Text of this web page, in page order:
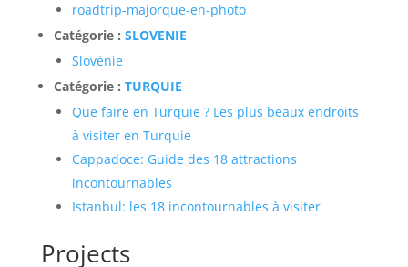
roadtrip-majorque-en-photo
Catégorie : SLOVENIE
Slovénie
Catégorie : TURQUIE
Que faire en Turquie ? Les plus beaux endroits
à visiter en Turquie
Cappadoce: Guide des 18 attractions
incontournables
Istanbul: les 18 incontournables à visiter
Projects